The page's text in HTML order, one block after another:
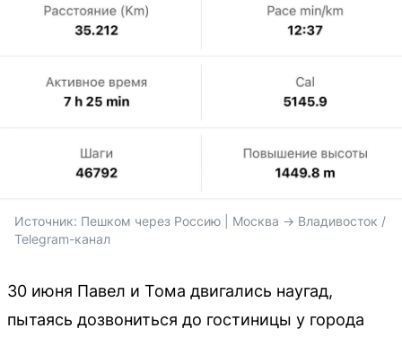
Источник: Пешком через Россию | Москва -> Владивосток /
Telegram-канал
30 июня Павел и Тома двигались наугад,
пытаясь дозвониться до гостиницы у города